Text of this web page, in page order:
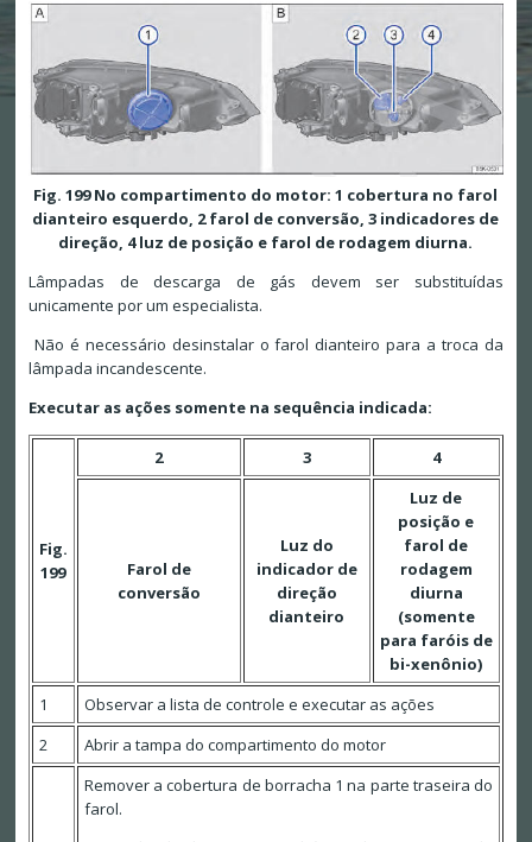
Fig. 199 No compartimento do motor: 1 cobertura no farol
dianteiro esquerdo, 2 farol de conversão, 3 indicadores de
direção, 4 luz de posição e farol de rodagem diurna.
Lâmpadas de descarga de gás devem ser substituídas
unicamente por um especialista.
Não é necessário desinstalar o farol dianteiro para a troca da
lâmpada incandescente.
Executar as ações somente na sequência indicada:
Fig.
199
2 3 4
Farol de
conversão
Luz do
indicador de
direção
dianteiro
Luz de
posição e
farol de
rodagem
diurna
(somente
para faróis de
bi-xenônio)
1
Observar a lista de controle e executar as ações
2
Abrir a tampa do compartimento do motor
Remover a cobertura de borracha 1 na parte traseira do
farol.